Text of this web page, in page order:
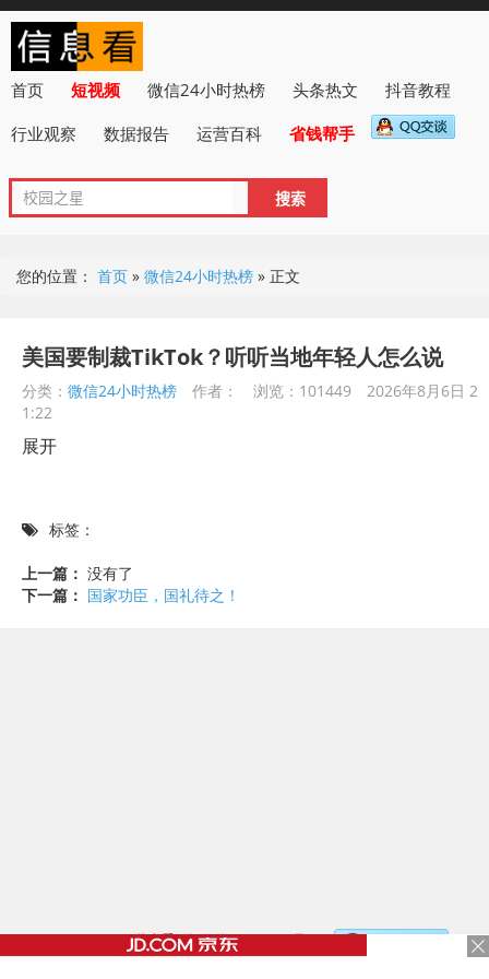
首页 短视频 微信24小时热榜 头条热文
抖音教程
行业观察
数据报告 运营百科 省钱帮手
您的位置： 首页 » 微信24小时热榜 » 正文
美国要制裁TikTok？听听当地年轻人怎么说
分类： 微信24小时热榜 作者： 浏览：101449
2026年8月6日 2
1:22
展开
标签：
上一篇： 没有了
下一篇： 国家功臣，国礼待之！
©2017 - 2020 / 信息看 /粤ICP备17153186号-2，